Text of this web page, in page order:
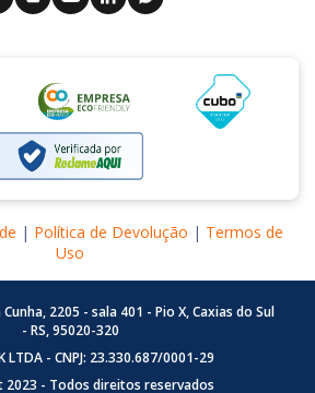
| Política de Devolução | Termos de
Uso
2205 - sala 401 - Pio X, Caxias do Sul
- RS, 95020-320
LTDA - CNPJ: 23.330.687/0001-29
- Todos direitos reservados